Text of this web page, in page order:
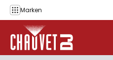
Zum Inhalt springen
Marken